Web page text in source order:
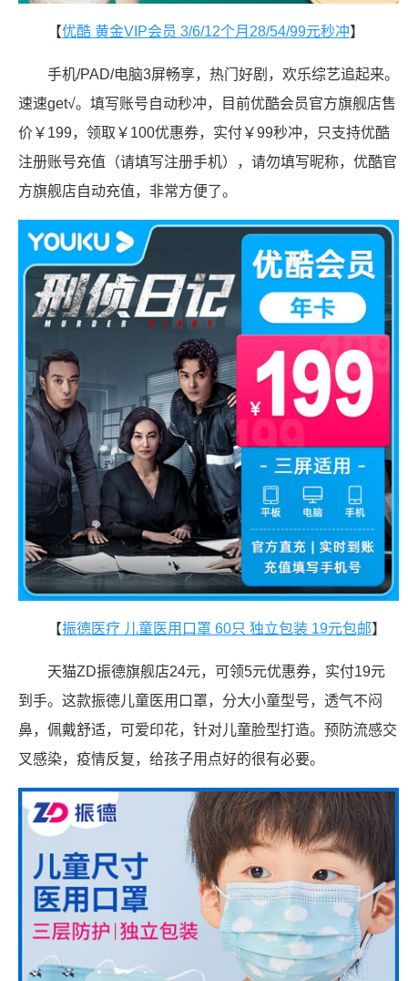
【优酷 黄金VIP会员 3/6/12个月28/54/99元秒冲】
手机/PAD/电脑3屏畅享，热门好剧，欢乐综艺追起来。
速速get√。填写账号自动秒冲，目前优酷会员官方旗舰店售
价￥199，领取￥100优惠券，实付￥99秒冲，只支持优酷
注册账号充值（请填写注册手机），请勿填写昵称，优酷官
方旗舰店自动充值，非常方便了。
【振德医疗 儿童医用口罩 60只 独立包装 19元包邮】
天猫ZD振德旗舰店24元，可领5元优惠券，实付19元
到手。这款振德儿童医用口罩，分大小童型号，透气不闷
鼻，佩戴舒适，可爱印花，针对儿童脸型打造。预防流感交
叉感染，疫情反复，给孩子用点好的很有必要。